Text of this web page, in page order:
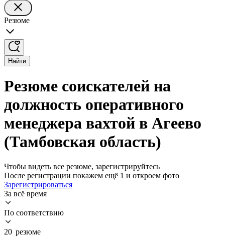
Резюме
Найти
Резюме соискателей на
должность оперативного
менеджера вахтой в Агеево
(Тамбовская область)
Чтобы видеть все резюме, зарегистрируйтесь
После регистрации покажем ещё 1 и откроем фото
Зарегистрироваться
За всё время
По соответствию
20 резюме